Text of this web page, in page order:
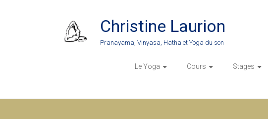
Christine Laurion
Pranayama, Vinyasa, Hatha et Yoga du son
Le Yoga Cours Stages